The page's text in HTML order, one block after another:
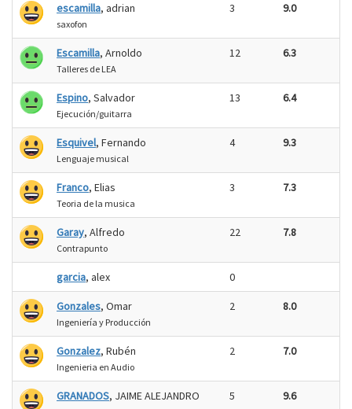
escamilla, adrian
saxofon
3 9.0
Escamilla, Arnoldo
Talleres de LEA
12 6.3
Espino, Salvador
Ejecución/guitarra
13 6.4
Esquivel, Fernando
Lenguaje musical
4 9.3
Franco, Elias
Teoria de la musica
3 7.3
Garay, Alfredo
Contrapunto
22 7.8
garcia, alex 0
Gonzales, Omar
Ingeniería y Producción
2 8.0
Gonzalez, Rubén
Ingenieria en Audio
2 7.0
GRANADOS, JAIME ALEJANDRO 5 9.6